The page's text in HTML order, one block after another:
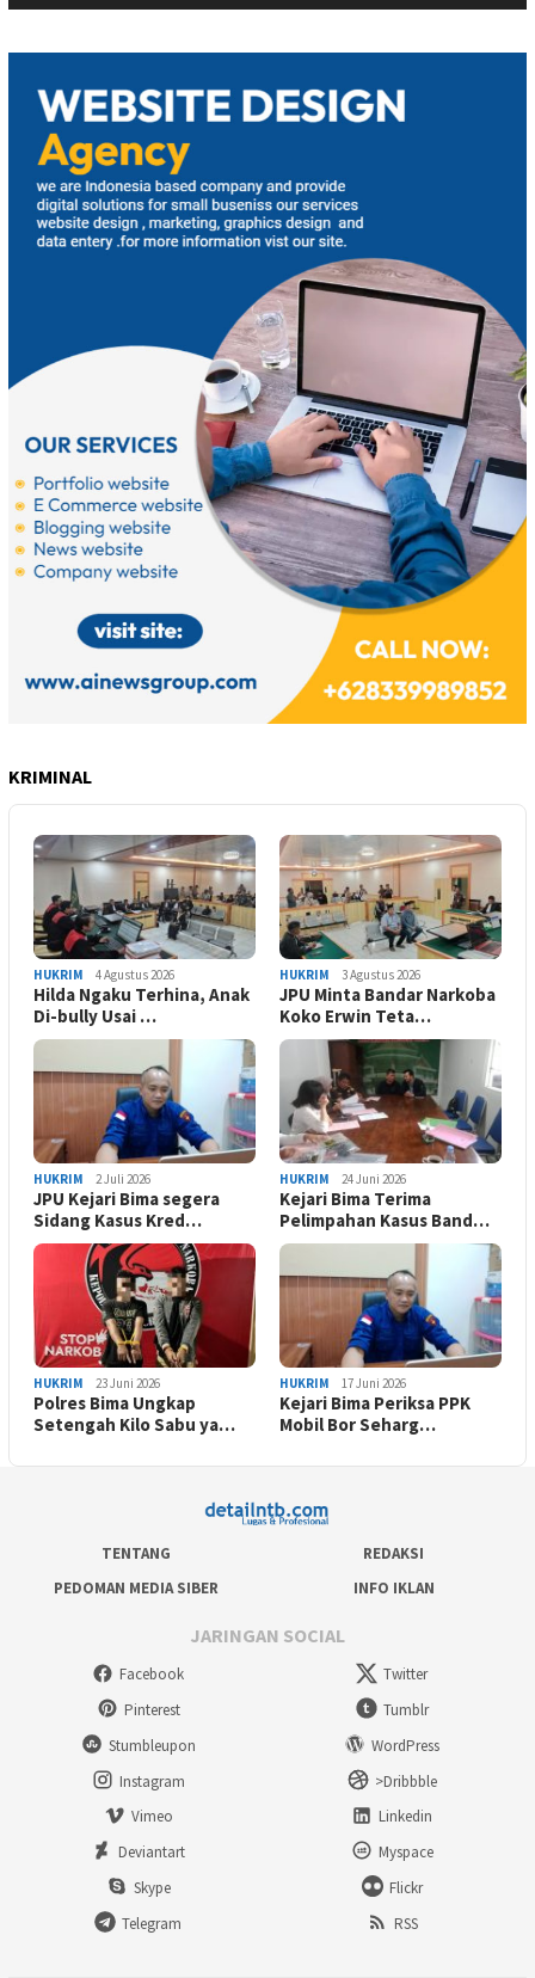
KRIMINAL
HUKRIM 4 Agustus 2026
Hilda Ngaku Terhina, Anak
Di-bully Usai …
HUKRIM 3 Agustus 2026
JPU Minta Bandar Narkoba
Koko Erwin Teta…
HUKRIM 2 Juli 2026
JPU Kejari Bima segera
Sidang Kasus Kred…
HUKRIM 24 Juni 2026
Kejari Bima Terima
Pelimpahan Kasus Band…
HUKRIM 23 Juni 2026
Polres Bima Ungkap
Setengah Kilo Sabu ya…
HUKRIM 17 Juni 2026
Kejari Bima Periksa PPK
Mobil Bor Seharg…
TENTANG
REDAKSI
PEDOMAN MEDIA SIBER
INFO IKLAN
JARINGAN SOCIAL
Facebook
Twitter
Pinterest
Tumblr
Stumbleupon
WordPress
Instagram
>Dribbble
Vimeo
Linkedin
Deviantart
Myspace
Skype
Flickr
Telegram
RSS